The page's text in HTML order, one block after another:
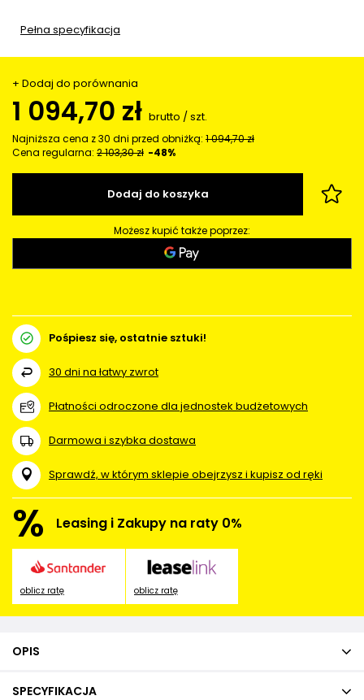
Pełna specyfikacja
+ Dodaj do porównania
1 094,70 zł brutto /szt.
Najniższa cena z 30 dni przed obniżką: 1 094,70 zł
Cena regularna: 2 103,30 zł -48%
Dodaj do koszyka
Możesz kupić także poprzez:
Pośpiesz się, ostatnie sztuki!
30 dni na łatwy zwrot
Płatności odroczone dla jednostek budżetowych
Darmowa i szybka dostawa
Sprawdź, w którym sklepie obejrzysz i kupisz od ręki
% Leasing i Zakupy na raty 0%
oblicz ratę oblicz ratę
OPIS
SPECYFIKACJA